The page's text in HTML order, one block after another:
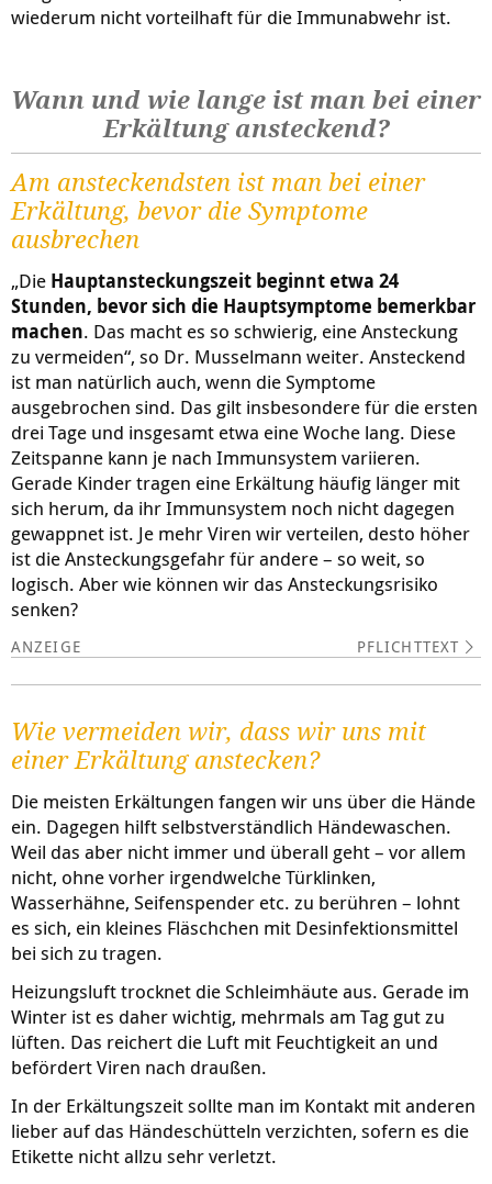
wiederum nicht vorteilhaft für die Immunabwehr ist.
Wann und wie lange ist man bei einer
Erkältung ansteckend?
Am ansteckendsten ist man bei einer
Erkältung, bevor die Symptome
ausbrechen
„Die Hauptansteckungszeit beginnt etwa 24
Stunden, bevor sich die Hauptsymptome bemerkbar
machen. Das macht es so schwierig, eine Ansteckung
zu vermeiden“, so Dr. Musselmann weiter. Ansteckend
ist man natürlich auch, wenn die Symptome
ausgebrochen sind. Das gilt insbesondere für die ersten
drei Tage und insgesamt etwa eine Woche lang. Diese
Zeitspanne kann je nach Immunsystem variieren.
Gerade Kinder tragen eine Erkältung häufig länger mit
sich herum, da ihr Immunsystem noch nicht dagegen
gewappnet ist. Je mehr Viren wir verteilen, desto höher
ist die Ansteckungsgefahr für andere – so weit, so
logisch. Aber wie können wir das Ansteckungsrisiko
senken?
PFLICHTTEXT
Wie vermeiden wir, dass wir uns mit
einer Erkältung anstecken?
Die meisten Erkältungen fangen wir uns über die Hände
ein. Dagegen hilft selbstverständlich Händewaschen.
Weil das aber nicht immer und überall geht – vor allem
nicht, ohne vorher irgendwelche Türklinken,
Wasserhähne, Seifenspender etc. zu berühren – lohnt
es sich, ein kleines Fläschchen mit Desinfektionsmittel
bei sich zu tragen.
Heizungsluft trocknet die Schleimhäute aus. Gerade im
Winter ist es daher wichtig, mehrmals am Tag gut zu
lüften. Das reichert die Luft mit Feuchtigkeit an und
befördert Viren nach draußen.
In der Erkältungszeit sollte man im Kontakt mit anderen
lieber auf das Händeschütteln verzichten, sofern es die
Etikette nicht allzu sehr verletzt.